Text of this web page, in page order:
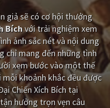
Trung Quốc - Hồng Kông
Nhật Bản
Việt Nam
giả sẽ có cơ hội thưởng
Bíchvới trải nghiệm xem
ảnh sắc nét và nội dung
chỉ mang đến những tình
xem bước vào một thế
khoảnh khắc đều được
Chiến Xích Bích tại
hưởng trọn vẹn câu